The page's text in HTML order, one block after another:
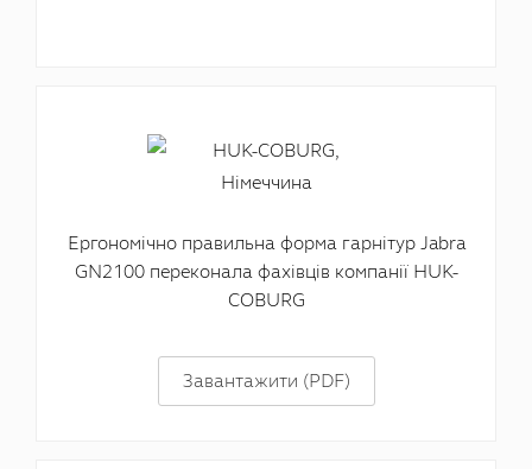
Ергономічно правильна форма гарнітур Jabra
GN2100 переконала фахівців компанії HUK-
COBURG
Завантажити (PDF)